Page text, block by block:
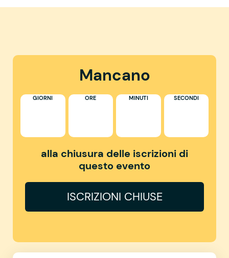
Mancano
GIORNI ORE MINUTI SECONDI
alla chiusura delle iscrizioni di
questo evento
ISCRIZIONI CHIUSE